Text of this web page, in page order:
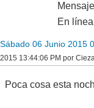
En línea
Sábado 06 Junio 2015
2015 13:44:06 PM por
Poca cosa esta